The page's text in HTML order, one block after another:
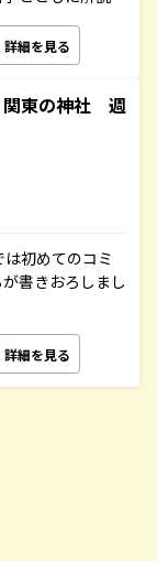
詳細を見る
東の神社 週
初めてのコミ
書きおろしまし
詳細を見る